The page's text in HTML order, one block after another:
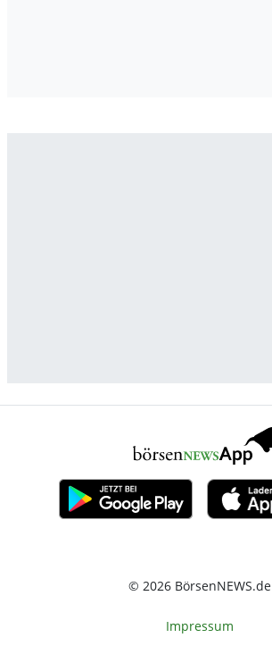
© 2026 BörsenNEWS.de
Impressum